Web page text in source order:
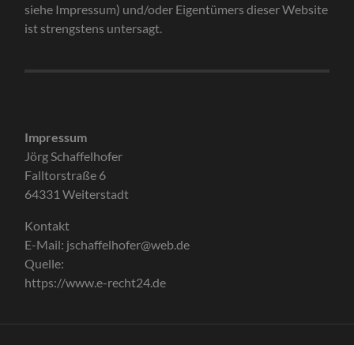
siehe Impressum) und/oder Eigentümers dieser Website
ist strengstens untersagt.
Impressum
Jörg Schaffelhofer
Falltorstraße 6
64331 Weiterstadt
Kontakt
E-Mail: jschaffelhofer@web.de
Quelle:
https://www.e-recht24.de